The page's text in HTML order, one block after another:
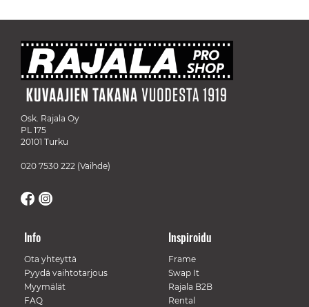
Osk. Rajala Oy
PL 175
20101 Turku
020 7530 222 (Vaihde)
Info
Ota yhteyttä
Pyydä vaihtotarjous
Myymälät
FAQ
Inspiroidu
Frame
Swap It
Rajala B2B
Rental